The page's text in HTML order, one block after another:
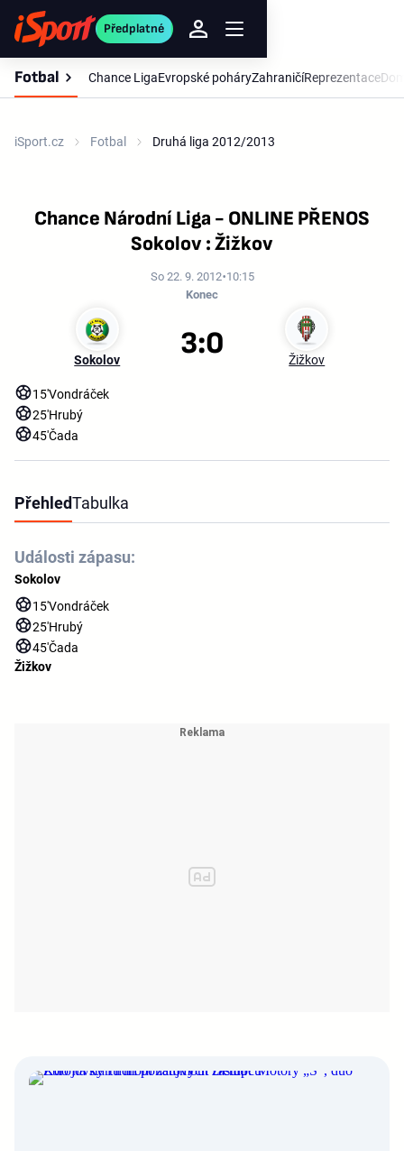
Předplatné
Fotbal Chance LigaEvropské poháryZahraničíReprezentace
iSport.cz Fotbal Druhá liga 2012/2013
Chance Národní Liga - ONLINE PŘENOS
Sokolov : Žižkov
So 22. 9. 2012 10:15
Konec
Sokolov Žižkov
3:0
15'Vondráček
25'Hrubý
45'Čada
PřehledTabulka
Události zápasu:
Sokolov
15'Vondráček
25'Hrubý
45'Čada
Žižkov